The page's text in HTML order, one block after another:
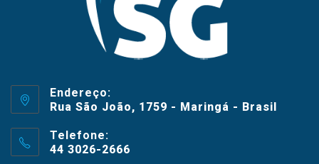
Endereço:
Rua São João, 1759 - Maringá - Brasil
Telefone:
44 3026-2666